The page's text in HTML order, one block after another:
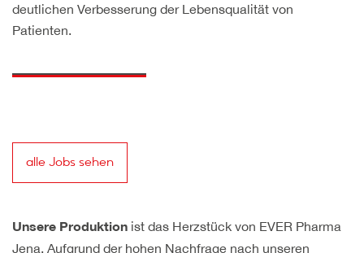
deutlichen Verbesserung der Lebensqualität von
Patienten.
alle Jobs sehen
Unsere Produktion ist das Herzstück von EVER Pharma
Jena. Aufgrund der hohen Nachfrage nach unseren